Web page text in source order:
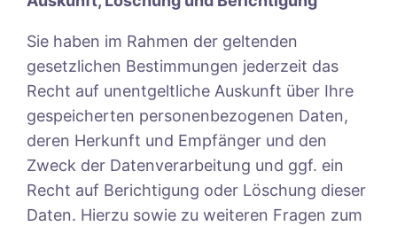
Sie haben im Rahmen der geltenden
gesetzlichen Bestimmungen jederzeit das
Recht auf unentgeltliche Auskunft über Ihre
gespeicherten personenbezogenen Daten,
deren Herkunft und Empfänger und den
Zweck der Datenverarbeitung und ggf. ein
Recht auf Berichtigung oder Löschung dieser
Daten. Hierzu sowie zu weiteren Fragen zum